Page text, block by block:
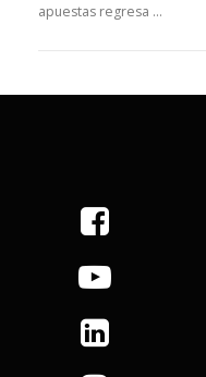
apuestas regresa …